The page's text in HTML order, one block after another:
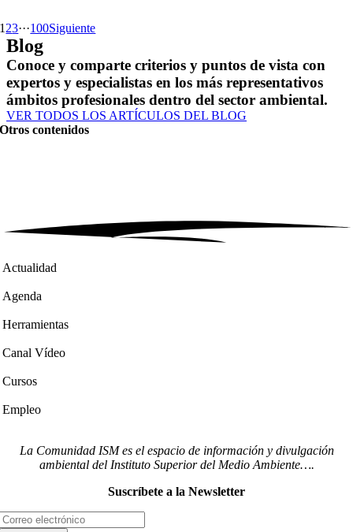
1 23···100Siguiente
Blog
Conoce y comparte criterios y puntos de vista con
expertos y especialistas en los más representativos
ámbitos profesionales dentro del sector ambiental.
VER TODOS LOS ARTÍCULOS DEL BLOG
Otros contenidos
Actualidad
Agenda
Herramientas
Canal Vídeo
Cursos
Empleo
La Comunidad ISM es el espacio de información y divulgación
ambiental del Instituto Superior del Medio Ambiente….
Suscríbete a la Newsletter